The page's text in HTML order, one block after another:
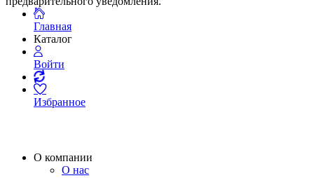
Главная
Каталог
Войти
Избранное
О компании
О нас